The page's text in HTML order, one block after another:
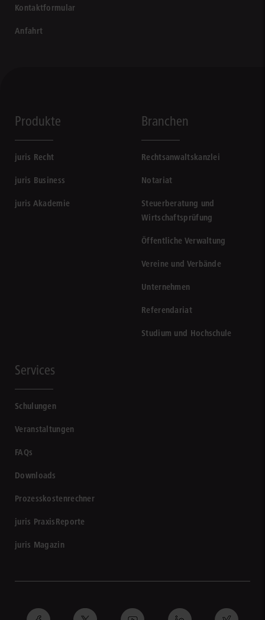
Kontaktformular
Anfahrt
Produkte
juris Recht
juris Business
juris Akademie
Branchen
Rechtsanwaltskanzlei
Notariat
Steuerberatung und
Wirtschaftsprüfung
Öffentliche Verwaltung
Vereine und Verbände
Unternehmen
Referendariat
Studium und Hochschule
Services
Schulungen
Veranstaltungen
FAQs
Downloads
Prozesskostenrechner
juris PraxisReporte
juris Magazin